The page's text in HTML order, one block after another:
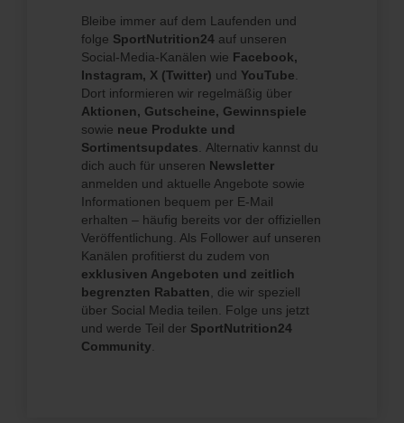
Bleibe immer auf dem Laufenden und
folge SportNutrition24 auf unseren
Social-Media-Kanälen wie Facebook,
Instagram, X (Twitter) und YouTube
Dort informieren wir regelmäßig über
Aktionen, Gutscheine, Gewinnspiele
sowie neue Produkte und
Sortimentsupdates . Alternativ kannst du
dich auch für unseren Newsletter
anmelden und aktuelle Angebote sowie
Informationen bequem per E-Mail
erhalten – häufig bereits vor der offiziellen
Veröffentlichung. Als Follower auf unseren
Kanälen profitierst du zudem von
exklusiven Angeboten und zeitlich
begrenzten Rabatten , die wir speziell
über Social Media teilen. Folge uns jetzt
und werde Teil der SportNutrition24
Community